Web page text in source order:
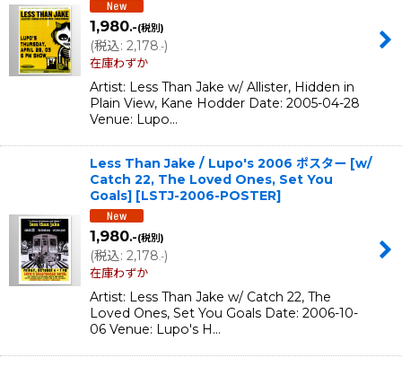
1,980.-(税別)
(税込: 2,178.-)
在庫わずか
Artist: Less Than Jake w/ Allister, Hidden in
Plain View, Kane Hodder Date: 2005-04-28
Venue: Lupo…
Less Than Jake / Lupo's 2006 ポスター [w/
Catch 22, The Loved Ones, Set You
Goals] [LSTJ-2006-POSTER]
1,980.-(税別)
(税込: 2,178 .-)
在庫わずか
Artist: Less Than Jake w/ Catch 22, The
Loved Ones, Set You Goals Date: 2006-10-
06 Venue: Lupo's H…